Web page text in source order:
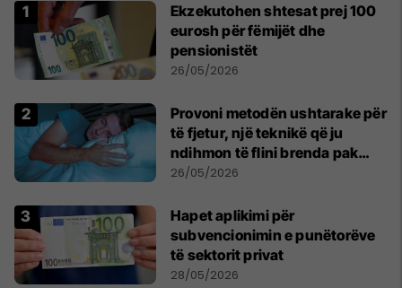
Ekzekutohen shtesat prej 100
eurosh për fëmijët dhe
pensionistët
26/05/2026
Provoni metodën ushtarake për
të fjetur, një teknikë që ju
ndihmon të flini brenda pak
minutash
26/05/2026
Hapet aplikimi për
subvencionimin e punëtorëve
të sektorit privat
28/05/2026